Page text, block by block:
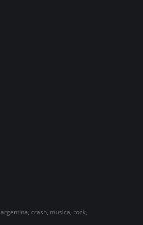
argentina, crash, musica, rock,